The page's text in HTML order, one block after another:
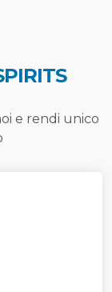
e rendi unico